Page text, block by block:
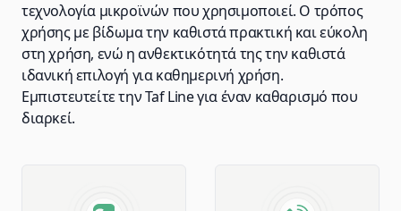
τεχνολογία μικροϊνών που χρησιμοποιεί. Ο τρόπος
χρήσης με βίδωμα την καθιστά πρακτική και εύκολη
στη χρήση, ενώ η ανθεκτικότητά της την καθιστά
ιδανική επιλογή για καθημερινή χρήση.
Εμπιστευτείτε την Taf Line για έναν καθαρισμό που
διαρκεί.